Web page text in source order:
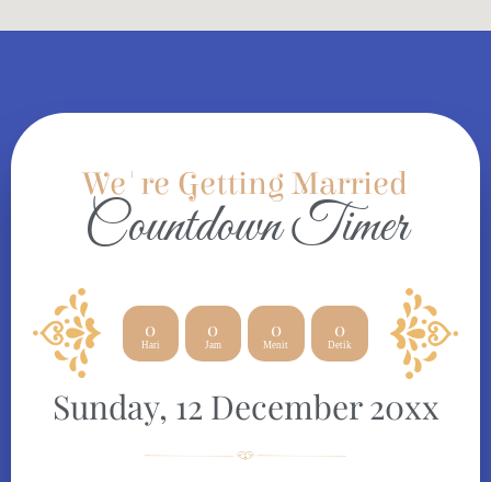
We're Getting Married
Countdown Timer
0
Hari
0
Jam
0
Menit
0
Detik
Sunday, 12 December 20xx